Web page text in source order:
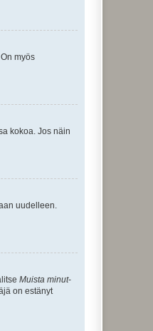
myös
kokoa. Jos näin
uudelleen.
Muista minut-
on estänyt